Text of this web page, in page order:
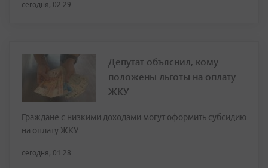
сегодня, 02:29
Депутат объяснил, кому
положены льготы на оплату
ЖКУ
Граждане с низкими доходами могут оформить субсидию
на оплату ЖКУ
сегодня, 01:28